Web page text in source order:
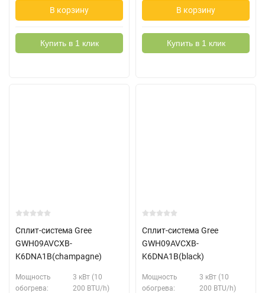
В корзину
Купить в 1 клик
В корзину
Купить в 1 клик
Сплит-система Gree
GWH09AVCXB-
K6DNA1B(champagne)
Мощность
обогрева:
3 кВт (10
200 BTU/h)
Сплит-система Gree
GWH09AVCXB-
K6DNA1B(black)
Мощность
обогрева:
3 кВт (10
200 BTU/h)